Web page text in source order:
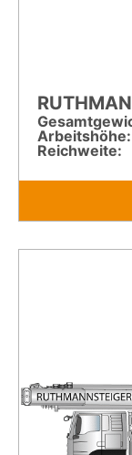
Arbeitshöhe:
Reichweite: